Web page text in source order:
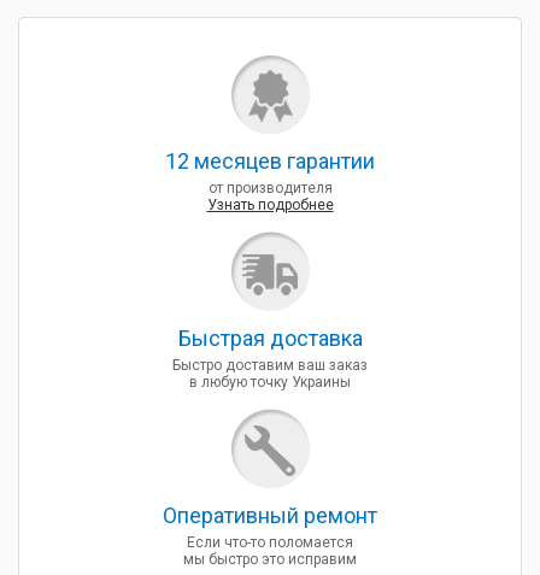
12 месяцев гарантии
от производителя
Узнать подробнее
Быcтрая доставка
Быстро доставим ваш заказ
в любую точку Украины
Оперативный ремонт
Если что-то поломается
мы быстро это исправим